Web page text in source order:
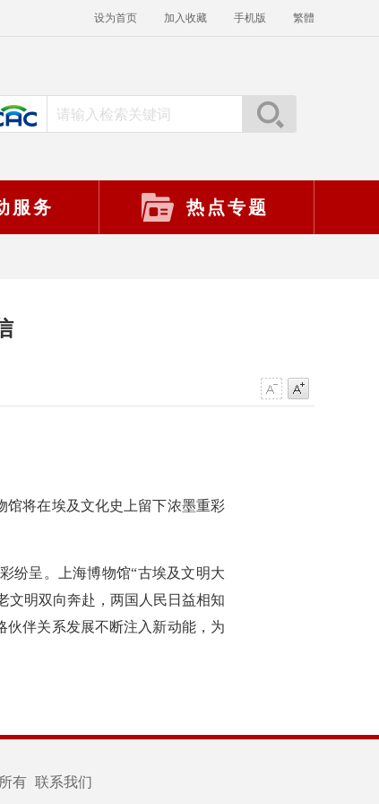
设为首页 加入收藏 手机版 繁體
服务 热点专题
馆将在埃及文化史上留下浓墨重彩
纷呈。上海博物馆“古埃及文明大
文明双向奔赴，两国人民日益相知
伴关系发展不断注入新动能，为
有 联系我们